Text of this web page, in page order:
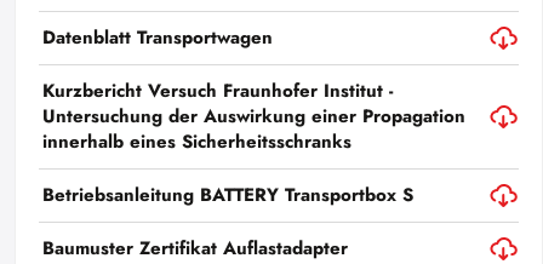
Datenblatt Transportwagen
Kurzbericht Versuch Fraunhofer Institut -
Untersuchung der Auswirkung einer Propagation
innerhalb eines Sicherheitsschranks
Betriebsanleitung BATTERY Transportbox S
Baumuster Zertifikat Auflastadapter